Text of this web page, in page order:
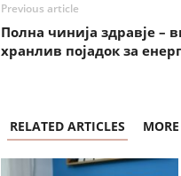
Previous article
Полна чинија здравје –
хранлив појадок за
RELATED ARTICLES